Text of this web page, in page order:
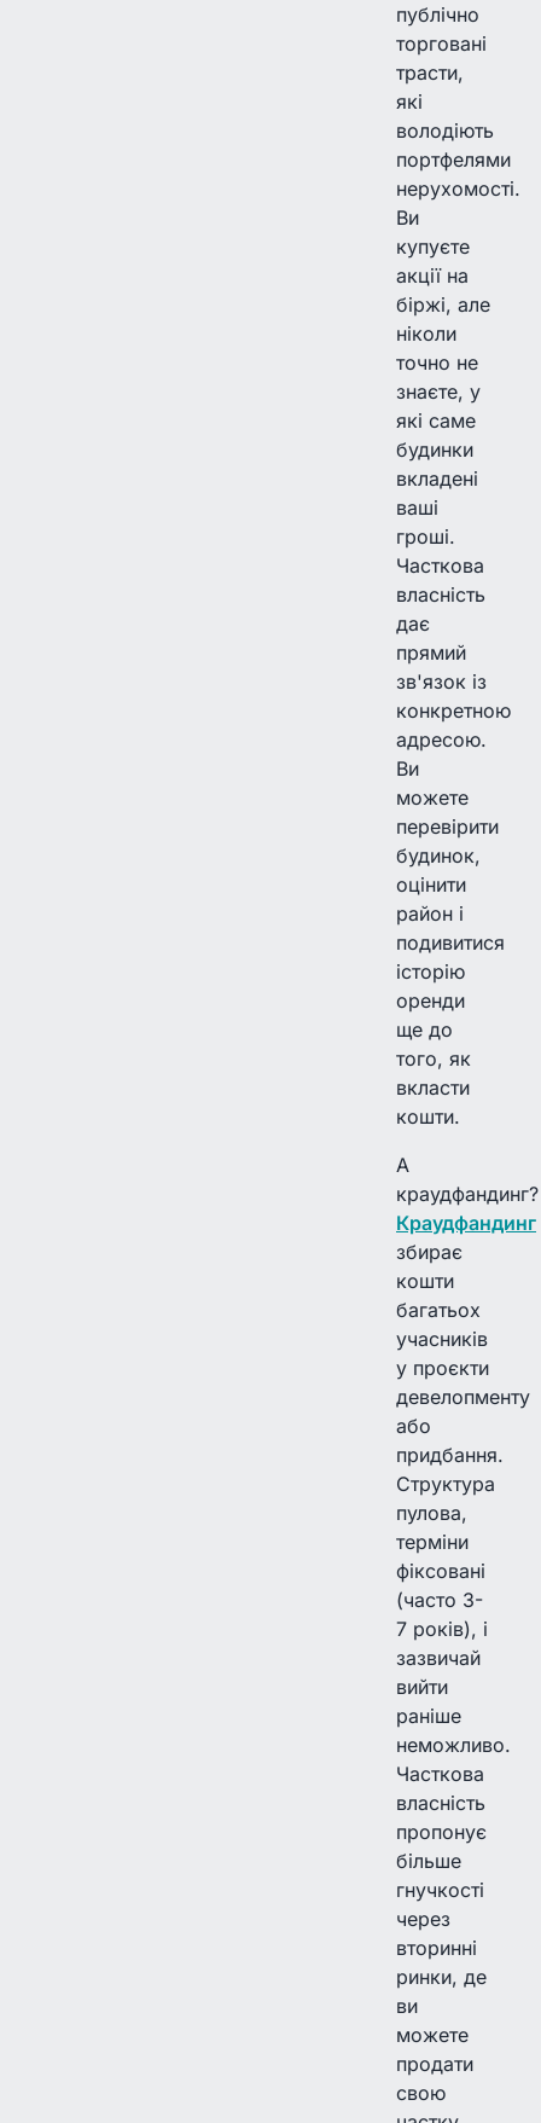
публічно
торговані
трасти,
які
володіють
портфелями
нерухомості.
Ви
купуєте
акції на
біржі, але
ніколи
точно не
знаєте, у
які саме
будинки
вкладені
ваші
гроші.
Часткова
власність
дає
прямий
зв'язок із
конкретною
адресою.
Ви
можете
перевірити
будинок,
оцінити
район і
подивитися
історію
оренди
ще до
того, як
вкласти
кошти.
А
краудфандинг?
Краудфандинг
збирає
кошти
багатьох
учасників
у проєкти
девелопменту
або
придбання.
Структура
пулова,
терміни
фіксовані
(часто 3-
7 років), і
зазвичай
вийти
раніше
неможливо.
Часткова
власність
пропонує
більше
гнучкості
через
вторинні
ринки, де
ви
можете
продати
свою